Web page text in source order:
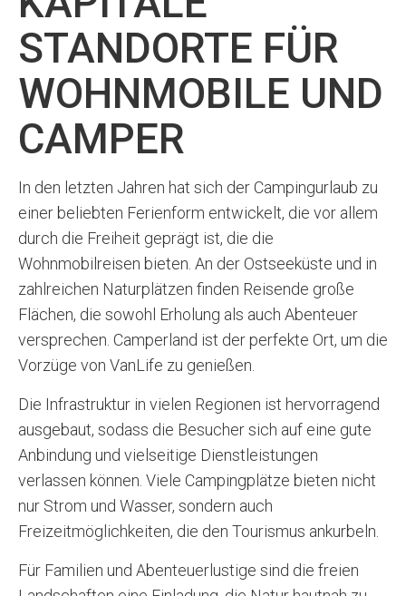
STANDORTE FÜR
WOHNMOBILE UND
CAMPER
In den letzten Jahren hat sich der Campingurlaub zu
einer beliebten Ferienform entwickelt, die vor allem
durch die Freiheit geprägt ist, die die
Wohnmobilreisen bieten. An der Ostseeküste und in
zahlreichen Naturplätzen finden Reisende große
Flächen, die sowohl Erholung als auch Abenteuer
versprechen. Camperland ist der perfekte Ort, um die
Vorzüge von VanLife zu genießen.
Die Infrastruktur in vielen Regionen ist hervorragend
ausgebaut, sodass die Besucher sich auf eine gute
Anbindung und vielseitige Dienstleistungen
verlassen können. Viele Campingplätze bieten nicht
nur Strom und Wasser, sondern auch
Freizeitmöglichkeiten, die den Tourismus ankurbeln.
Für Familien und Abenteuerlustige sind die freien